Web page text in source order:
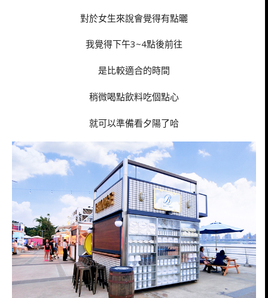
對於女生來說會覺得有點曬
我覺得下午3~4點後前往
是比較適合的時間
稍微喝點飲料吃個點心
就可以準備看夕陽了哈